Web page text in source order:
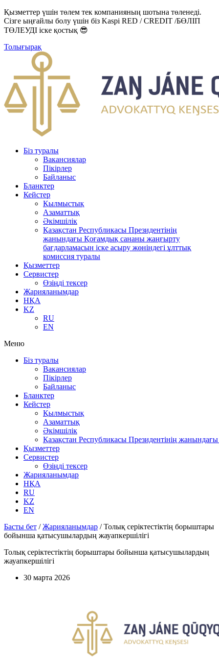
Қызметтер үшін төлем тек компанияның шотына төленеді.
Сізге ыңғайлы болу үшін біз Kaspi RED / CREDIT /БӨЛІП
ТӨЛЕУДІ іске қостық 😎
Толығырақ
Біз туралы
Вакансиялар
Пікірлер
Байланыс
Бланктер
Кейстер
Қылмыстық
Азаматтық
Әкімшілік
Қазақстан Республикасы Президентінің
жанындағы Қоғамдық сананы жаңғырту
бағдарламасын іске асыру жөніндегі ұлттық
комиссия туралы
Қызметтер
Сервистер
Өзіңді тексер
Жарияланымдар
НҚА
KZ
RU
EN
Меню
Біз туралы
Вакансиялар
Пікірлер
Байланыс
Бланктер
Кейстер
Қылмыстық
Азаматтық
Әкімшілік
Қазақстан Республикасы Президентінің
Қызметтер
Сервистер
Өзіңді тексер
Жарияланымдар
НҚА
RU
KZ
EN
Басты бет /Жарияланымдар /Толық серіктестіктің борыштары
бойынша қатысушылардың жауапкершілігі
Толық серіктестіктің борыштары бойынша қатысушылардың
жауапкершілігі
30 марта 2026